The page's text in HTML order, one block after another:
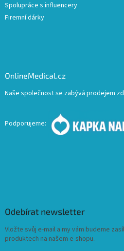
Spolupráce s influencery
Firemní dárky
OnlineMedical.cz
Naše společnost se zabývá prodejem
Podporujeme:
Odebírat newsletter
Vložte svůj e-mail a my vám budeme
produktech na našem e-shopu.